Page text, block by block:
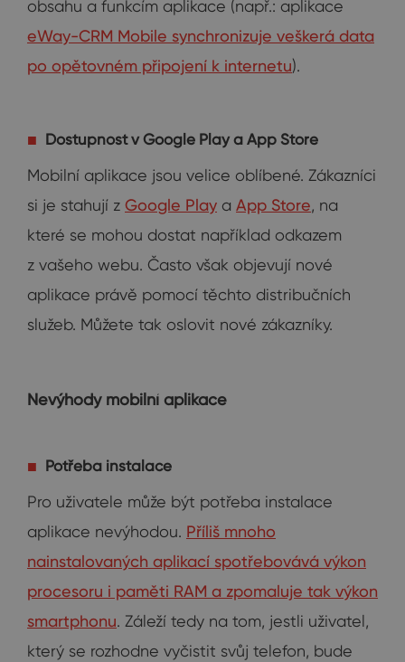
obsahu a funkcím aplikace (např.: aplikace
eWay-CRM Mobile synchronizuje veškerá data
po opětovném připojení k internetu).
Dostupnost v Google Play a App Store
Mobilní aplikace jsou velice oblíbené. Zákazníci
si je stahují z Google Play a App Store, na
které se mohou dostat například odkazem
z vašeho webu. Často však objevují nové
aplikace právě pomocí těchto distribučních
služeb. Můžete tak oslovit nové zákazníky.
Nevýhody mobilní aplikace
Potřeba instalace
Pro uživatele může být potřeba instalace
aplikace nevýhodou. Příliš mnoho
nainstalovaných aplikací spotřebovává výkon
procesoru i paměti RAM a zpomaluje tak výkon
smartphonu. Záleží tedy na tom, jestli uživatel,
který se rozhodne vyčistit svůj telefon, bude